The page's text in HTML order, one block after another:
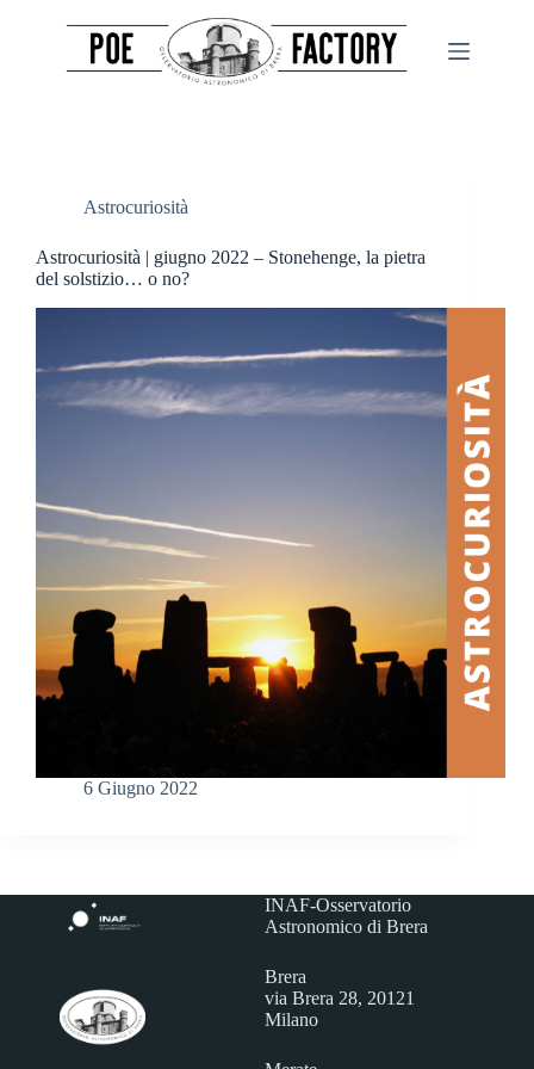
Astrocuriosità
Astrocuriosità | giugno 2022 – Stonehenge, la pietra
del solstizio… o no?
6 Giugno 2022
INAF-Osservatorio
Astronomico di Brera
Brera
via Brera 28, 20121
Milano